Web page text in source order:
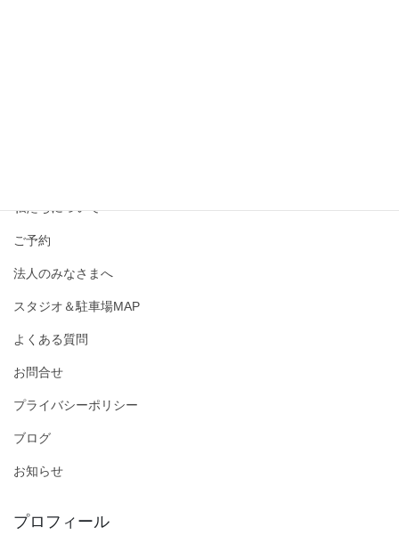
私たちについて
ご予約
法人のみなさまへ
スタジオ＆駐車場MAP
よくある質問
お問合せ
プライバシーポリシー
ブログ
お知らせ
プロフィール